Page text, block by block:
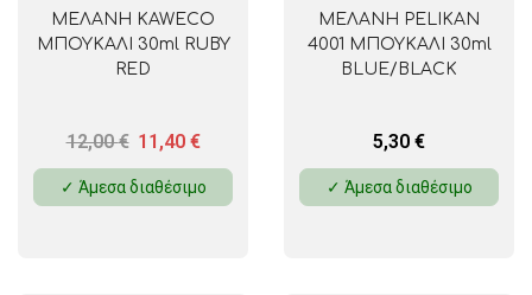
ΜΕΛΑΝΗ KAWECO
ΜΠΟΥΚΑΛΙ 30ml RUBY
RED
12,00€ 11,40 €
✓ Άμεσα διαθέσιμο
ΜΕΛΑΝΗ PELIKAN
4001 ΜΠΟΥΚΑΛΙ 30ml
BLUE/BLACK
5,30 €
✓ Άμεσα διαθέσιμο